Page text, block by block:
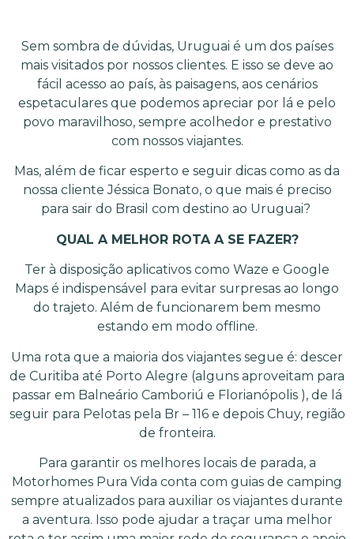
Sem sombra de dúvidas, Uruguai é um dos países
mais visitados por nossos clientes. E isso se deve ao
fácil acesso ao país, às paisagens, aos cenários
espetaculares que podemos apreciar por lá e pelo
povo maravilhoso, sempre acolhedor e prestativo
com nossos viajantes.
Mas, além de ficar esperto e seguir dicas como as da
nossa cliente Jéssica Bonato, o que mais é preciso
para sair do Brasil com destino ao Uruguai?
QUAL A MELHOR ROTA A SE FAZER?
Ter à disposição aplicativos como Waze e Google
Maps é indispensável para evitar surpresas ao longo
do trajeto. Além de funcionarem bem mesmo
estando em modo offline.
Uma rota que a maioria dos viajantes segue é: descer
de Curitiba até Porto Alegre (alguns aproveitam para
passar em Balneário Camboriú e Florianópolis ), de lá
seguir para Pelotas pela Br – 116 e depois Chuy, região
de fronteira.
Para garantir os melhores locais de parada, a
Motorhomes Pura Vida conta com guias de camping
sempre atualizados para auxiliar os viajantes durante
a aventura. Isso pode ajudar a traçar uma melhor